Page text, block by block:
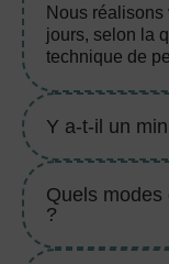
Nous réalisons
jours, selon la
technique de
Y a-t-il un
Quels modes
?